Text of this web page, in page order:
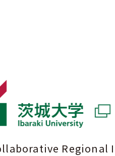
Regional